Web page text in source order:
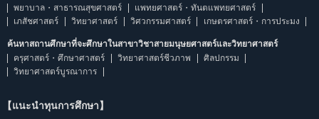
พยาบาล・สาธารณสุขศาสตร์
แพทยศาสตร์・ทันตแพทยศาสตร์
เภสัชศาสตร์
วิทยาศาสตร์ วิศวกรรมศาสตร์ เกษตรศาสตร์・การประมง
ค้นหาสถานศึกษาที่จะศึกษาในสาขาวิชาสายมนุษยศาสตร์และวิทยาศาสตร์
ครุศาสตร์・ศึกษาศาสตร์
วิทยาศาสตร์ชีวภาพ
ศิลปกรรม
วิทยาศาสตร์บูรณาการ
【แนะนำทุนการศึกษา】